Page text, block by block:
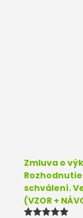
Zmluva o
schválení.
(VZOR +